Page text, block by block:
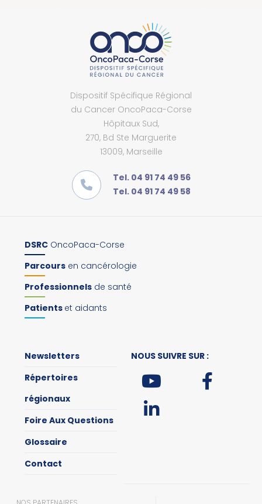
Dispositif Spécifique Régional
du Cancer OncoPaca-Corse
Hôpitaux Sud,
270, Bd Ste Marguerite
13009, Marseille
Tel. 04 91 74 49 56
Tel. 04 91 74 49 58
DSRC OncoPaca-Corse
Parcours en cancérologie
Professionnels de santé
Patients et aidants
Newsletters
Répertoires
régionaux
Foire Aux Questions
Glossaire
Contact
NOUS SUIVRE SUR :